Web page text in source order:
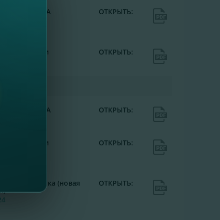
решений ОСА
ОТКРЫТЬ:
ситуации
ОТКРЫТЬ:
решений ОСА
ОТКРЫТЬ:
ситуации
ОТКРЫТЬ:
Совета банка (новая ОТКРЫТЬ: